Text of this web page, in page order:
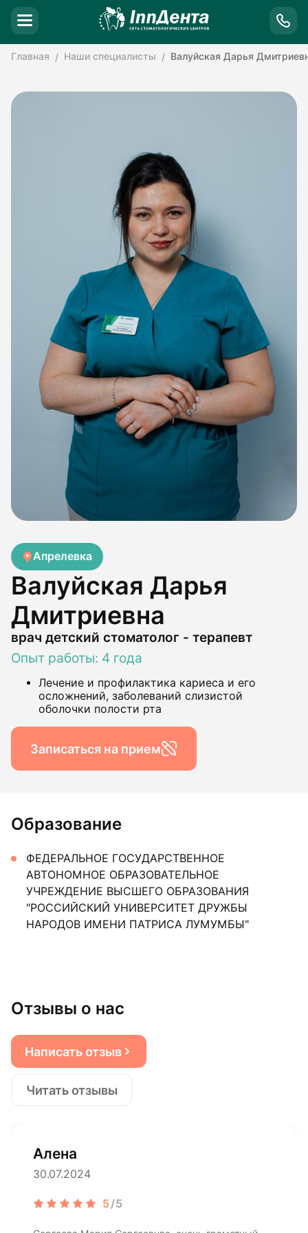
Главная Наши специалисты Валуйская Дарья
Апрелевка
Валуйская Дарья
Дмитриевна
врач детский стоматолог - терапевт
Опыт работы: 4 года
Лечение и профилактика кариеса и его
осложнений, заболеваний слизистой
оболочки полости рта
Записаться на прием
Образование
ФЕДЕРАЛЬНОЕ ГОСУДАРСТВЕННОЕ
АВТОНОМНОЕ ОБРАЗОВАТЕЛЬНОЕ
УЧРЕЖДЕНИЕ ВЫСШЕГО ОБРАЗОВАНИЯ
"РОССИЙСКИЙ УНИВЕРСИТЕТ ДРУЖБЫ
НАРОДОВ ИМЕНИ ПАТРИСА ЛУМУМБЫ"
Отзывы о нас
Написать отзыв
Читать отзывы
Алена
30.07.2024
5/5